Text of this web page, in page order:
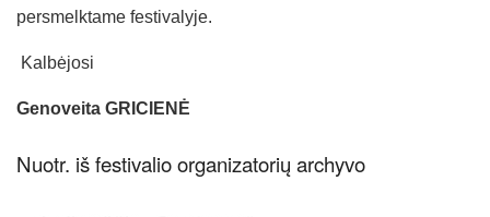
persmelktame festivalyje.
Kalbėjosi
Genoveita GRICIENĖ
Nuotr. iš festivalio organizatorių archyvo